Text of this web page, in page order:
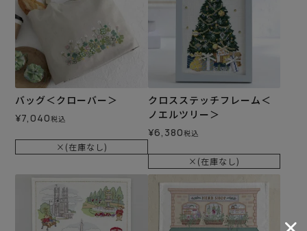
バッグ＜クローバー＞
¥7,040税込
×(在庫なし)
クロスステッチフレーム＜
ノエルツリー＞
¥6,380税込
×(在庫なし)